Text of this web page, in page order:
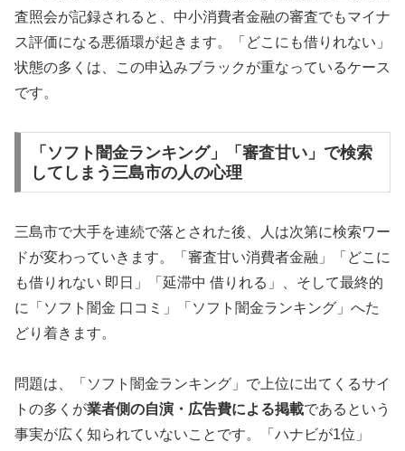
査照会が記録されると、中小消費者金融の審査でもマイナ
ス評価になる悪循環が起きます。「どこにも借りれない」
状態の多くは、この申込みブラックが重なっているケース
です。
「ソフト闇金ランキング」「審査甘い」で検索
してしまう三島市の人の心理
三島市で大手を連続で落とされた後、人は次第に検索ワー
ドが変わっていきます。「審査甘い消費者金融」「どこに
も借りれない 即日」「延滞中 借りれる」、そして最終的
に「ソフト闇金 口コミ」「ソフト闇金ランキング」へた
どり着きます。
問題は、「ソフト闇金ランキング」で上位に出てくるサイ
トの多くが業者側の自演・広告費による掲載であるという
事実が広く知られていないことです。「ハナビが1位」